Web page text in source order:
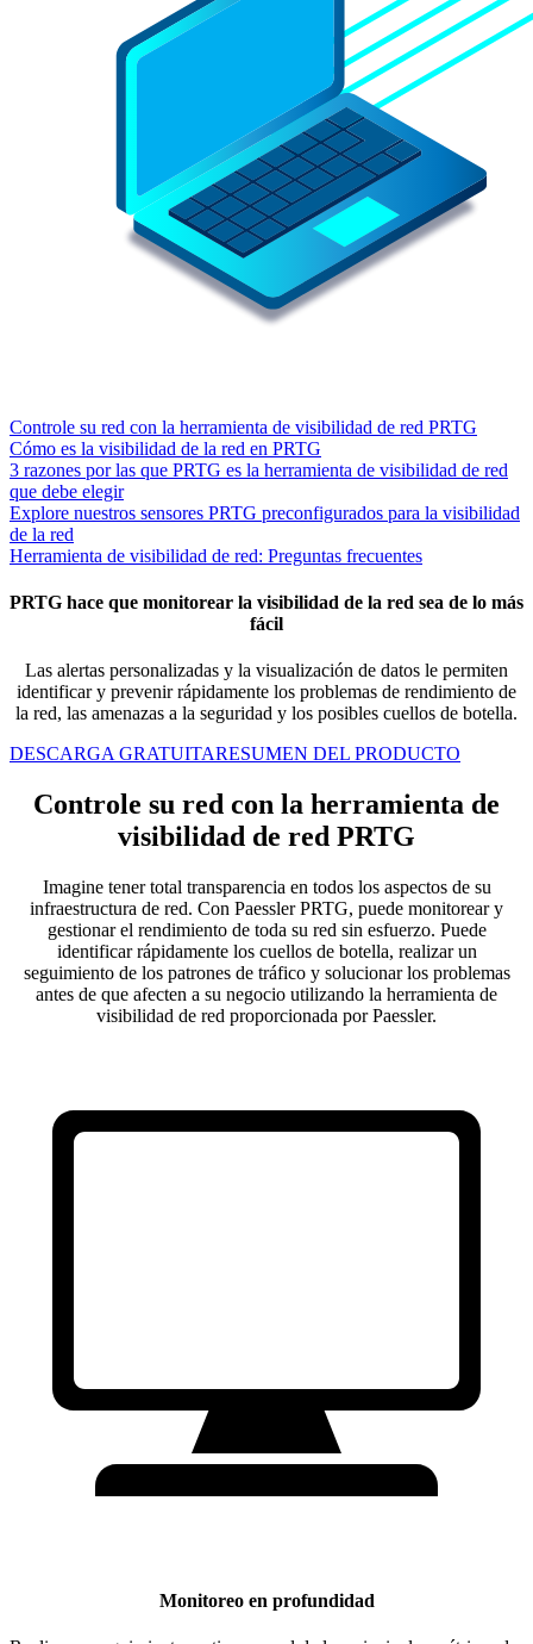
Controle su red con la herramienta de visibilidad de red PRTG
Cómo es la visibilidad de la red en PRTG
3 razones por las que PRTG es la herramienta de visibilidad de red
que debe elegir
Explore nuestros sensores PRTG preconfigurados para la visibilidad
de la red
Herramienta de visibilidad de red: Preguntas frecuentes
PRTG hace que monitorear la visibilidad de la red sea de lo más
fácil
Las alertas personalizadas y la visualización de datos le permiten
identificar y prevenir rápidamente los problemas de rendimiento de
la red, las amenazas a la seguridad y los posibles cuellos de botella.
DESCARGA GRATUITARESUMEN DEL PRODUCTO
Controle su red con la herramienta de
visibilidad de red PRTG
Imagine tener total transparencia en todos los aspectos de su
infraestructura de red. Con Paessler PRTG, puede monitorear y
gestionar el rendimiento de toda su red sin esfuerzo. Puede
identificar rápidamente los cuellos de botella, realizar un
seguimiento de los patrones de tráfico y solucionar los problemas
antes de que afecten a su negocio utilizando la herramienta de
visibilidad de red proporcionada por Paessler.
Monitoreo en profundidad